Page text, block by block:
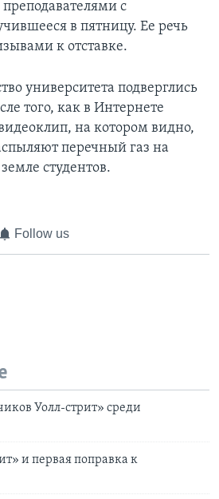
с
в пятницу. Ее речь
к отставке.
университета подверглись
того, как в Интернете
на котором видно,
перечный газ на
студентов.
Follow us
Уолл-стрит» среди
и первая поправка к